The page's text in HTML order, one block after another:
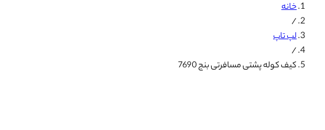
خانه
/
لپ تاپ
/
کیف کوله پشتی مسافرتی بنج 7690